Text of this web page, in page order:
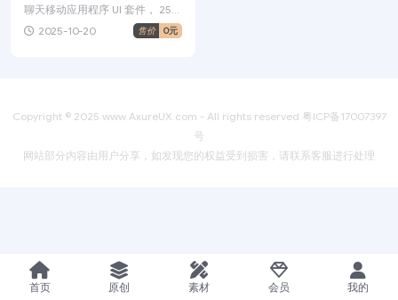
聊天移动应用程序 UI 套件， 25+
页屏幕设计。易于编辑、自定义
和调整大小，...
2025-10-20 售价 0元
Copyright © 2025 www.AxureUX.com - All rights reserved 粤ICP备17007397
号
网站部分内容由用户分享，如发现您的权益受到损害，请联系客服进行处理
首页 原创 素材 会员 我的